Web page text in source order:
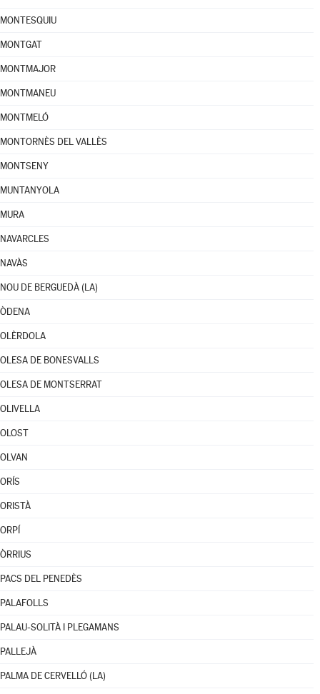
MONTESQUIU
MONTGAT
MONTMAJOR
MONTMANEU
MONTMELÓ
MONTORNÈS DEL VALLÈS
MONTSENY
MUNTANYOLA
MURA
NAVARCLES
NAVÀS
NOU DE BERGUEDÀ (LA)
ÒDENA
OLÈRDOLA
OLESA DE BONESVALLS
OLESA DE MONTSERRAT
OLIVELLA
OLOST
OLVAN
ORÍS
ORISTÀ
ORPÍ
ÒRRIUS
PACS DEL PENEDÈS
PALAFOLLS
PALAU-SOLITÀ I PLEGAMANS
PALLEJÀ
PALMA DE CERVELLÓ (LA)